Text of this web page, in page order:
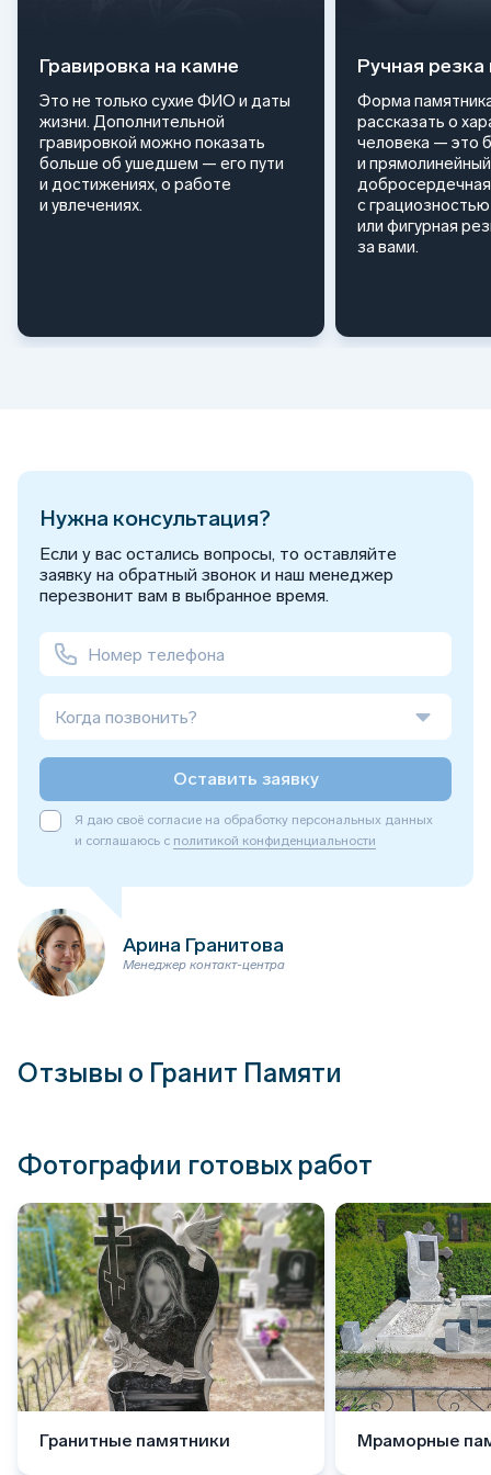
Гравировка на камне
Это не только сухие ФИО и даты
жизни. Дополнительной
гравировкой можно показать
больше об ушедшем — его пути
и достижениях, о работе
и увлечениях.
Ручная
Форма
рассказать о
человека — это
и
с
или фигурная
за вами.
Нужна консультация?
Если у вас остались вопросы, то оставляйте
заявку на обратный звонок и наш менеджер
перезвонит вам в выбранное время.
Когда позвонить?
Оставить заявку
Я даю своё согласие на обработку персональных данных
и соглашаюсь с политикой конфиденциальности
Арина Гранитова
Менеджер контакт-центра
Отзывы о Гранит Памяти
Фотографии готовых работ
Гранитные памятники Мраморные